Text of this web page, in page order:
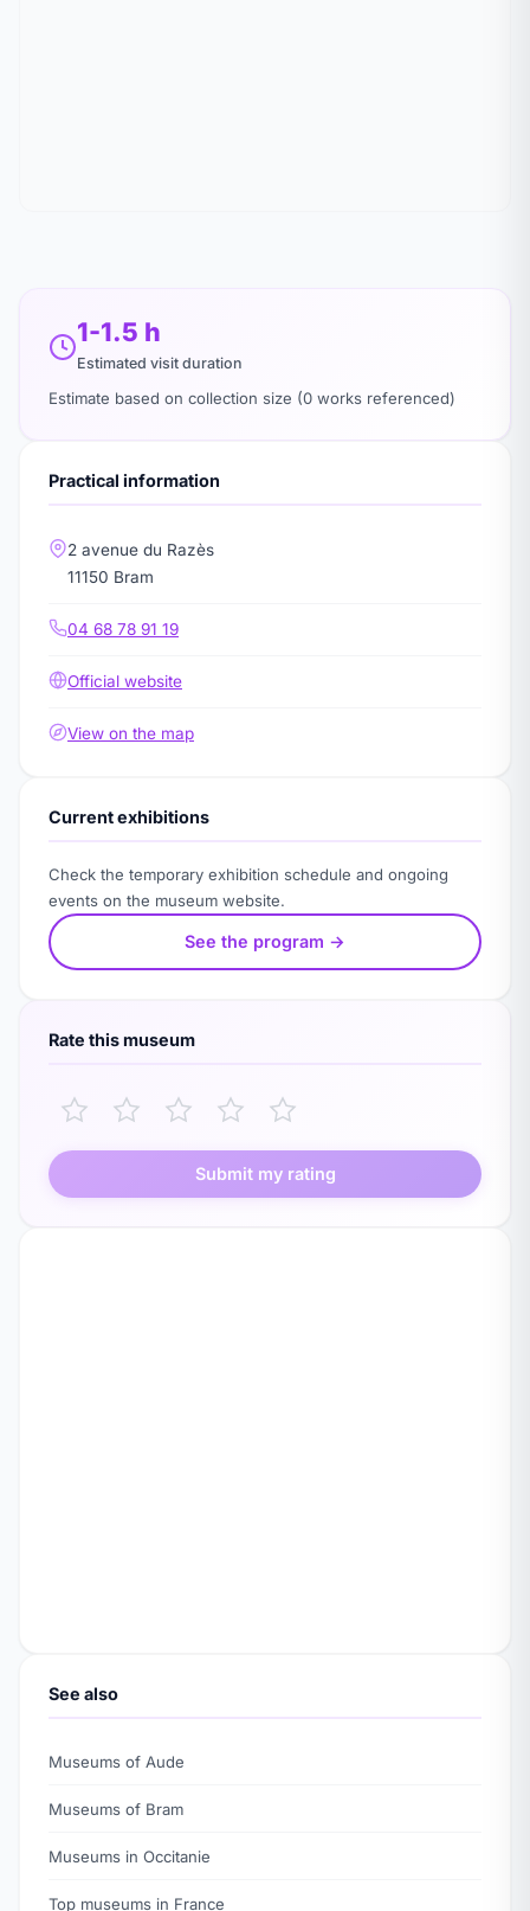
1-1.5 h
Estimated visit duration
Estimate based on collection size (0 works referenced)
Practical information
2 avenue du Razès
11150 Bram
04 68 78 91 19
Official website
View on the map
Current exhibitions
Check the temporary exhibition schedule and ongoing
events on the museum website.
See the program →
Rate this museum
Submit my rating
See also
Museums of Aude
Museums of Bram
Museums in Occitanie
Top museums in France